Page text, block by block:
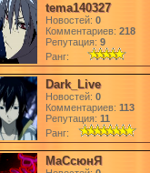
tema140327
Новостей: 0
Комментариев: 218
Репутация: 9
Ранг:
Dark_Live
Новостей: 0
Комментариев: 113
Репутация: 11
Ранг:
МаСсюнЯ